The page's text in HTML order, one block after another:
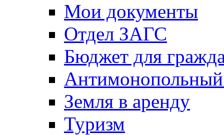
Мои документы
Отдел ЗАГС
Бюджет для
Антимонопольный
Земля в аренду
Туризм